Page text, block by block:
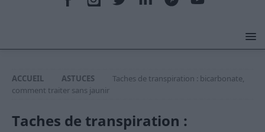
ACCUEIL ASTUCES
Taches de transpiration : bicarbonate,
comment traiter sans jaunir
Taches de transpiration :